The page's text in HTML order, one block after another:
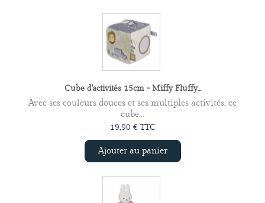
Cube d'activités 15cm - Miffy Fluffy...
Avec ses couleurs douces et ses multiples activités, ce
cube...
19,90 € TTC
Ajouter au panier